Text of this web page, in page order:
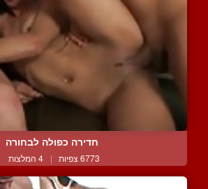
חדירה כפולה לבחורה
6773 צפיות | 4 המלצות